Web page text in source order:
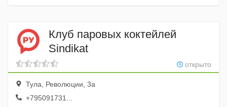
Клуб паровых коктейлей
Sindikat
открыто
Тула, Революции, 3а
+795091731...